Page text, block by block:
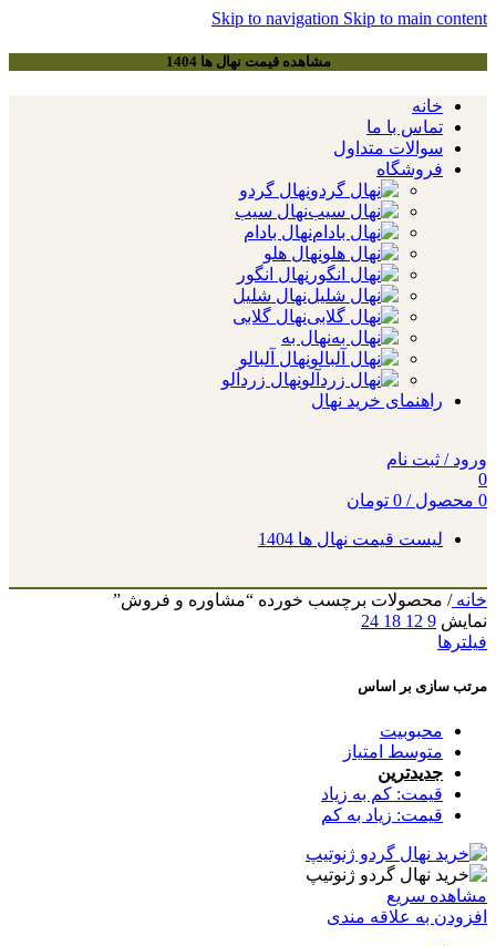
Skip to navigation Skip to main content
مشاهده قیمت نهال ها 1404
خانه
تماس با ما
سوالات متداول
فروشگاه
نهال گردو
نهال سیب
نهال بادام
نهال هلو
نهال انگور
نهال شلیل
نهال گلابی
نهال به
نهال آلبالو
نهال زردآلو
راهنمای خرید نهال
ورود / ثبت نام
0
0 محصول /
0 تومان
لیست قیمت نهال ها 1404
خانه/ محصولات برچسب خورده “مشاوره و فروش”
نمایش 9
12
18
24
فیلترها
مرتب سازی بر اساس
محبوبیت
متوسط امتیاز
جدیدترین
قیمت: کم به زیاد
قیمت: زیاد به کم
مشاهده سریع
افزودن به علاقه مندی